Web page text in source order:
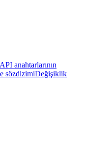
API anahtarlarının
sözdizimiDeğişiklik